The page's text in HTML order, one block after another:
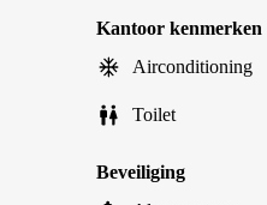
Kantoor kenmerken
Airconditioning
Toilet
Beveiliging